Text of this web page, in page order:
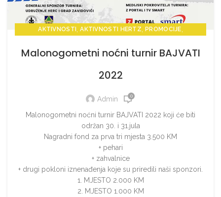
AKTIVNOSTI ,AKTIVNOSTI HERTZ ,PROMOCIJE
Malonogometni noćni turnir BAJVATI
2022
Admin 0
Malonogometni noćni turnir BAJVATI 2022 koji će biti
održan 30. i 31.jula
Nagradni fond za prva tri mjesta 3.500 KM
+ pehari
+ zahvalnice
+ drugi pokloni iznenađenja koje su priredili naši sponzori.
1. MJESTO 2.000 KM
2. MJESTO 1.000 KM